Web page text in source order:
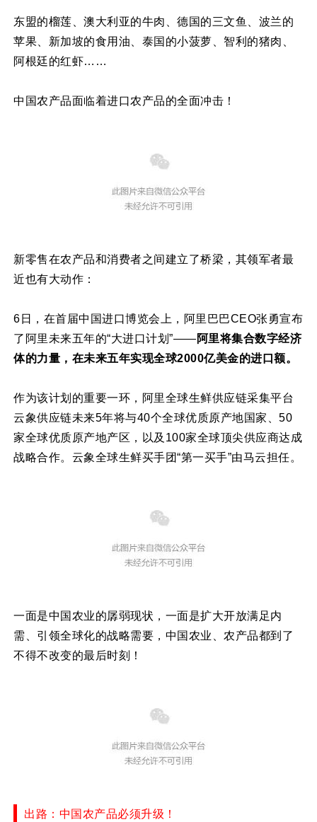
东盟的榴莲、澳大利亚的牛肉、德国的三文鱼、波兰的
苹果、新加坡的食用油、泰国的小菠萝、智利的猪肉、
阿根廷的红虾……
中国农产品面临着进口农产品的全面冲击！
新零售在农产品和消费者之间建立了桥梁，其领军者最
近也有大动作：
6日，在首届中国进口博览会上，阿里巴巴CEO张勇宣布
了阿里未来五年的“大进口计划”——阿里将集合数字经济
体的力量，在未来五年实现全球2000亿美金的进口额。
作为该计划的重要一环，阿里全球生鲜供应链采集平台
云象供应链未来5年将与40个全球优质原产地国家、50
家全球优质原产地产区，以及100家全球顶尖供应商达成
战略合作。云象全球生鲜买手团“第一买手”由马云担任。
一面是中国农业的孱弱现状，一面是扩大开放满足内
需、引领全球化的战略需要，中国农业、农产品都到了
不得不改变的最后时刻！
出路：中国农产品必须升级！